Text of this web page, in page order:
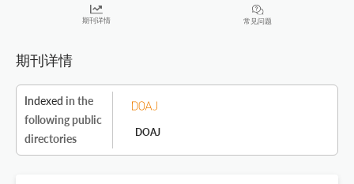
期刊详情 常见问题
期刊详情
Indexed in the
following public
directories
DOAJ